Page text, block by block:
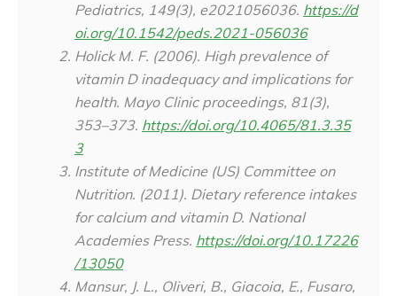
Pediatrics, 149(3), e2021056036. https://d
oi.org/10.1542/peds.2021-056036
Holick M. F. (2006). High prevalence of
vitamin D inadequacy and implications for
health. Mayo Clinic proceedings, 81(3),
353–373. https://doi.org/10.4065/81.3.35
3
Institute of Medicine (US) Committee on
Nutrition. (2011). Dietary reference intakes
for calcium and vitamin D. National
Academies Press. https://doi.org/10.17226
/13050
Mansur, J. L., Oliveri, B., Giacoia, E., Fusaro,